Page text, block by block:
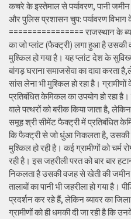
कचरे के इस्तेमाल से पर्यावरण, पानी
और पुलिस प्रशासन चुप: पर्यावरण
================ राजस्थान के
का जो प्लांट (फैक्ट्री) लगा हुआ है उसकी
मुश्किल हो गया है। यह प्लांट देश के
बांगड़ घराना समाजसेवा का दावा करता
सांस लेना भी मुश्किल हो रहा है।
प्रतिबंधित केमिकल का उपयोग हो रहा
वाले पत्थरों को बरीक किया जाता है,
समूह श्री सीमेंट फैक्ट्री में प्रतिबंधित
कि फैक्ट्री से जो धुंआ निकलता है,
मुश्किल हो रही है। कई ग्रामीणों को चर्म
रही है। इस जहरीली परत को बार बार
निकलता है उसकी वजह से खेती की
तालाबों का पानी भी जहरीला हो गया है।
प्रदर्शन कर रहे हैं, लेकिन ब्यावर का
ग्रामीणों को ही धमकी दी जा रही है